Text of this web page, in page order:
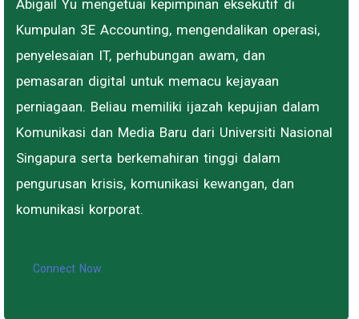
Abigail Yu mengetuai kepimpinan eksekutif di
Kumpulan 3E Accounting, mengendalikan operasi,
penyelesaian IT, perhubungan awam, dan
pemasaran digital untuk memacu kejayaan
perniagaan. Beliau memiliki ijazah kepujian dalam
Komunikasi dan Media Baru dari Universiti Nasional
Singapura serta berkemahiran tinggi dalam
pengurusan krisis, komunikasi kewangan, dan
komunikasi korporat.
Connect Now